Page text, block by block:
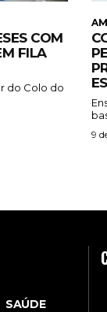
COM
FILA
do Colo do
9
SAÚDE